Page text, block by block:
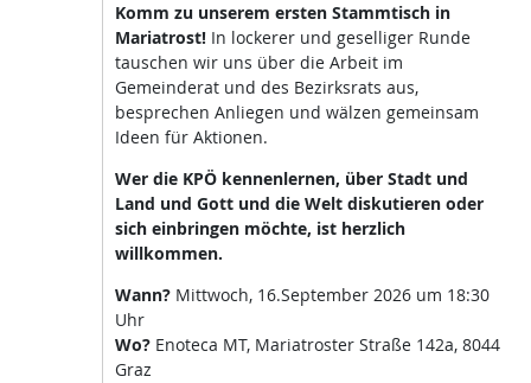
Komm zu unserem ersten Stammtisch in
Mariatrost!In lockerer und geselliger Runde
tauschen wir uns über die Arbeit im
Gemeinderat und des Bezirksrats aus,
besprechen Anliegen und wälzen gemeinsam
Ideen für Aktionen.
Wer die KPÖ kennenlernen, über Stadt und
Land und Gott und die Welt diskutieren oder
sich einbringen möchte, ist herzlich
willkommen.
Wann?Mittwoch, 16.September 2026 um 18:30
Uhr
Wo?Enoteca MT, Mariatroster Straße 142a, 8044
Graz